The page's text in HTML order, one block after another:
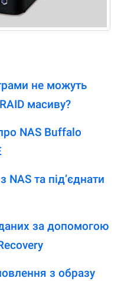
не можуть
масиву?
NAS Buffalo
та під’єднати
за допомогою
з образу